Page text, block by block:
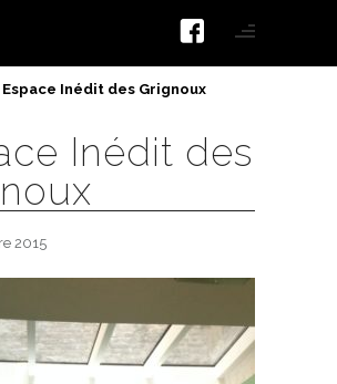
Espace Inédit des Grignoux
Inédit des
2015